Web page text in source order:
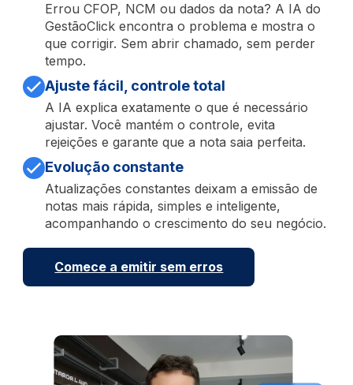
Errou CFOP, NCM ou dados da nota? A IA do
GestãoClick encontra o problema e mostra o
que corrigir. Sem abrir chamado, sem perder
tempo.
Ajuste fácil, controle total
A IA explica exatamente o que é necessário
ajustar. Você mantém o controle, evita
rejeições e garante que a nota saia perfeita.
Evolução constante
Atualizações constantes deixam a emissão de
notas mais rápida, simples e inteligente,
acompanhando o crescimento do seu negócio.
Comece a emitir sem erros